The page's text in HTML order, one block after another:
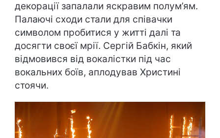
декорації запалали яскравим полум’ям.
Палаючі сходи стали для співачки
символом пробитися у житті далі та
досягти своєї мрії. Сергій Бабкін, який
відмовився від вокалістки під час
вокальних боїв, аплодував Христині
стоячи.